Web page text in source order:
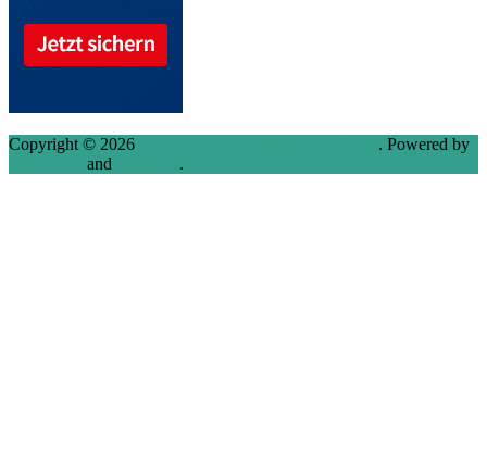
Copyright © 2026
. Powered by
and .